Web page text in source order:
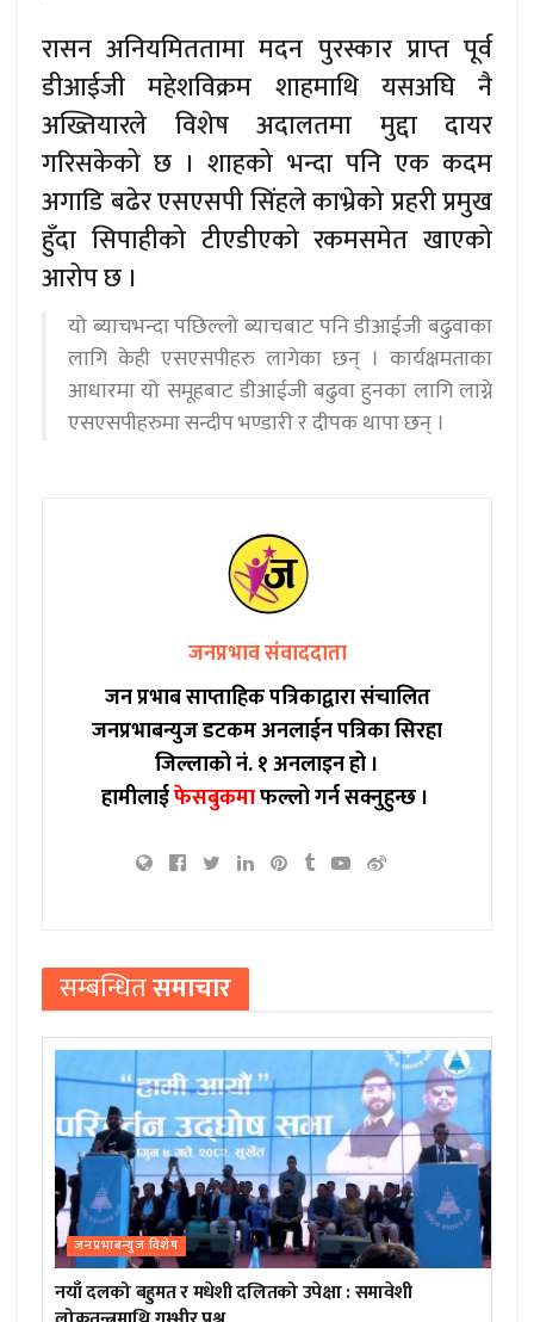
रासन अनियमिततामा मदन पुरस्कार प्राप्त पूर्व
डीआईजी महेशविक्रम शाहमाथि यसअघि नै
अख्तियारले विशेष अदालतमा मुद्दा दायर
गरिसकेको छ । शाहको भन्दा पनि एक कदम
अगाडि बढेर एसएसपी सिंहले काभ्रेको प्रहरी प्रमुख
हुँदा सिपाहीको टीएडीएको रकमसमेत खाएको
आरोप छ ।
यो ब्याचभन्दा पछिल्लो ब्याचबाट पनि डीआईजी बढुवाका
लागि केही एसएसपीहरु लागेका छन् । कार्यक्षमताका
आधारमा यो समूहबाट डीआईजी बढुवा हुनका लागि लाग्ने
एसएसपीहरुमा सन्दीप भण्डारी र दीपक थापा छन् ।
जनप्रभाव संवाददाता
जन प्रभाब साप्ताहिक पत्रिकाद्वारा संचालित
जनप्रभाबन्युज डटकम अनलाईन पत्रिका सिरहा
जिल्लाको नं. १ अनलाइन हो ।
हामीलाईफेसबुकमाफल्लो गर्न सक्नुहुन्छ ।
सम्बन्धितसमाचार
जनप्रभाबन्युज विशेष
नयाँ दलको बहुमत र मधेशी दलितको उपेक्षा : समावेशी